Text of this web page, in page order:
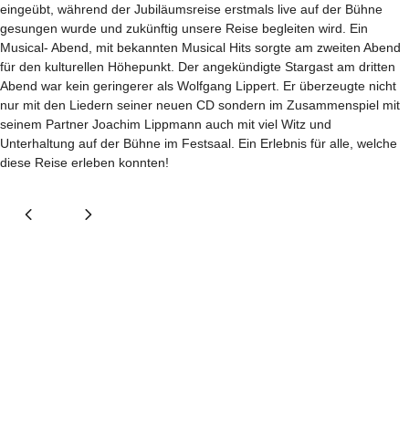
eingeübt, während der Jubiläumsreise erstmals live auf der Bühne
gesungen wurde und zukünftig unsere Reise begleiten wird. Ein
Musical- Abend, mit bekannten Musical Hits sorgte am zweiten Abend
für den kulturellen Höhepunkt. Der angekündigte Stargast am dritten
Abend war kein geringerer als Wolfgang Lippert. Er überzeugte nicht
nur mit den Liedern seiner neuen CD sondern im Zusammenspiel mit
seinem Partner Joachim Lippmann auch mit viel Witz und
Unterhaltung auf der Bühne im Festsaal. Ein Erlebnis für alle, welche
diese Reise erleben konnten!